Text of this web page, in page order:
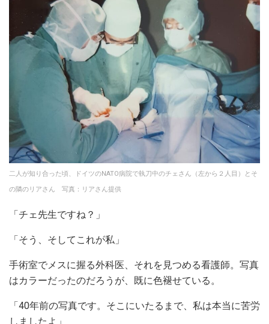
二人が知り合った頃、ドイツのNATO病院で執刀中のチェさん（左から２人目）とそ
の隣のリアさん 写真：リアさん提供
「チェ先生ですね？」
「そう、そしてこれが私」
手術室でメスに握る外科医、それを見つめる看護師。写真
はカラーだったのだろうが、既に色褪せている。
「40年前の写真です。そこにいたるまで、私は本当に苦労
しましたよ」